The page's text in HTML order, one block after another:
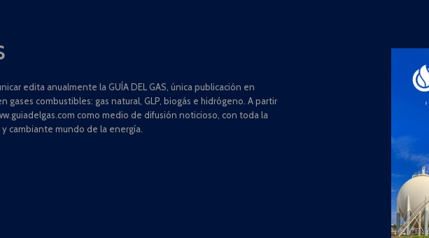
edita anualmente la GUÍA DEL GAS, única publicación en
gases combustibles: gas natural, GLP, biogás e hidrógeno. A partir
como medio de difusión noticioso, con toda la
cambiante mundo de la energía.